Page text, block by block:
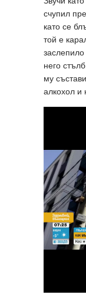
счупил
като се
той е
него
му
алкохол и